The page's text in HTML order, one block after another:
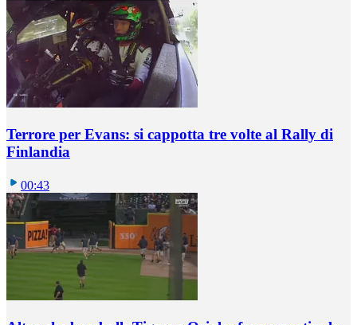
Terrore per Evans: si cappotta tre volte al Rally di
Finlandia
00:43